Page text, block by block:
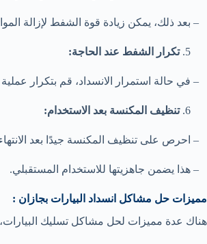
– بعد ذلك، يمكن زيادة قوة الشفط لإزالة
تكرار الشفط عند الحاجة:
– في حالة استمرار الانسداد، قم بتكرار
تنظيف المكنسة بعد الاستخدام:
– احرص على تنظيف المكنسة جيدًا بعد
– هذا يضمن جاهزيتها للاستخدام المستقبلي.
مميزات حل مشاكل انسداد البيارات بجازان :
هناك عدة مميزات لحل مشاكل تسليك البيارات،